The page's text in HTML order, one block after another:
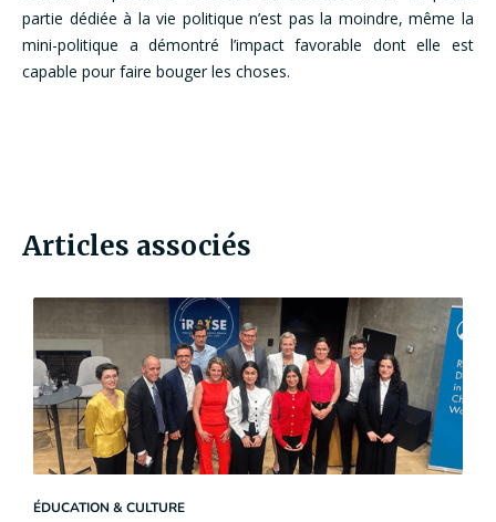
partie dédiée à la vie politique n’est pas la moindre, même la
mini-politique a démontré l’impact favorable dont elle est
capable pour faire bouger les choses.
Articles associés
ÉDUCATION & CULTURE